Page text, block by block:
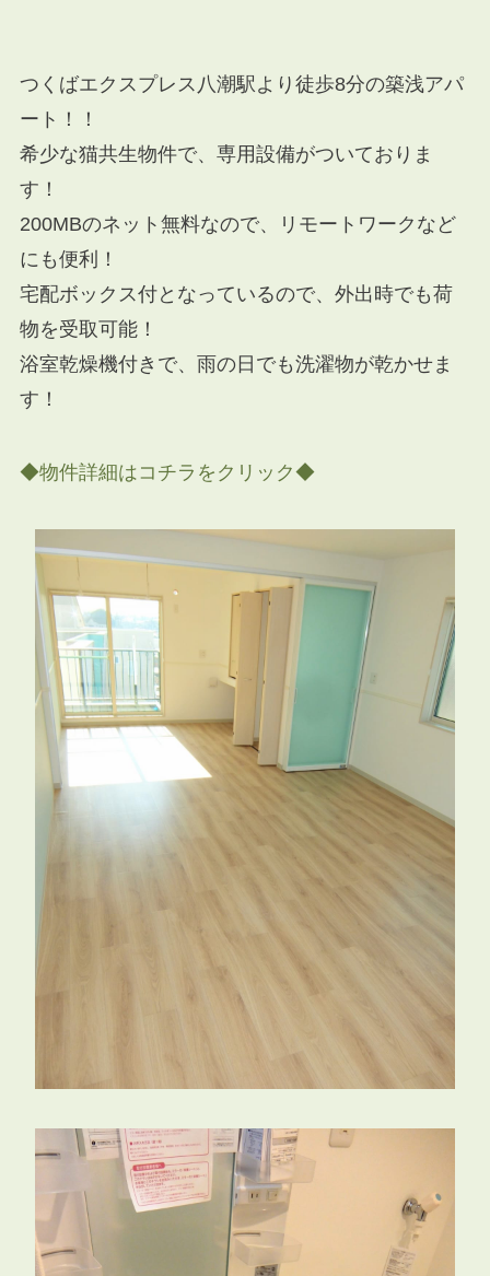
つくばエクスプレス八潮駅より徒歩8分の築浅アパ
ート！！
希少な猫共生物件で、専用設備がついておりま
す！
200MBのネット無料なので、リモートワークなど
にも便利！
宅配ボックス付となっているので、外出時でも荷
物を受取可能！
浴室乾燥機付きで、雨の日でも洗濯物が乾かせま
す！
◆物件詳細はコチラをクリック◆